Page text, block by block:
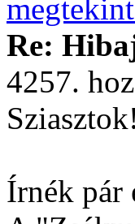
Re:
4257.
Sziasztok!
Írnék pár